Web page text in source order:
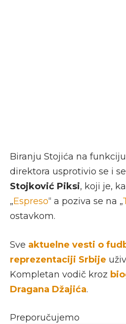
Biranju Stojića na
direktora usprotivio se i
Stojković Piksi, koji je,
„Espreso“ a poziva se na „
ostavkom.
Sve aktuelne vesti o
reprezentaciji Srbije
Kompletan vodič kroz
Dragana Džajića.
Preporučujemo